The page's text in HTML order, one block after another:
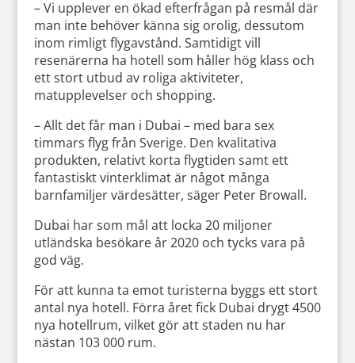
– Vi upplever en ökad efterfrågan på resmål där
man inte behöver känna sig orolig, dessutom
inom rimligt flygavstånd. Samtidigt vill
resenärerna ha hotell som håller hög klass och
ett stort utbud av roliga aktiviteter,
matupplevelser och shopping.
– Allt det får man i Dubai – med bara sex
timmars flyg från Sverige. Den kvalitativa
produkten, relativt korta flygtiden samt ett
fantastiskt vinterklimat är något många
barnfamiljer värdesätter, säger Peter Browall.
Dubai har som mål att locka 20 miljoner
utländska besökare år 2020 och tycks vara på
god väg.
För att kunna ta emot turisterna byggs ett stort
antal nya hotell. Förra året fick Dubai drygt 4500
nya hotellrum, vilket gör att staden nu har
nästan 103 000 rum.